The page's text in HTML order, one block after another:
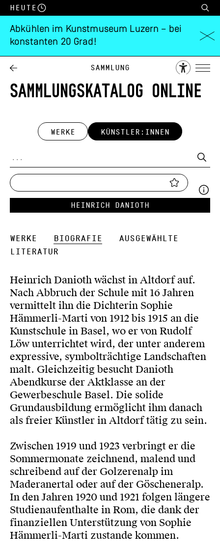
Heute
Abkühlen im Kunstmuseum Luzern – bei
konstanten 20 Grad!
Sammlung
SAMMLUNGSKATALOG ONLINE
WERKE KÜNSTLER:INNEN
Heinrich Danioth
Werke Biografie
Ausgewählte
Literatur
Heinrich Danioth wächst in Altdorf auf.
Nach Abbruch der Schule mit 16 Jahren
vermittelt ihn die Dichterin Sophie
Hämmerli-Marti von 1912 bis 1915 an die
Kunstschule in Basel, wo er von Rudolf
Löw unterrichtet wird, der unter anderem
expressive, symbolträchtige Landschaften
malt. Gleichzeitig besucht Danioth
Abendkurse der Aktklasse an der
Gewerbeschule Basel. Die solide
Grundausbildung ermöglicht ihm danach
als freier Künstler in Altdorf tätig zu sein.
Zwischen 1919 und 1923 verbringt er die
Sommermonate zeichnend, malend und
schreibend auf der Golzerenalp im
Maderanertal oder auf der Göscheneralp.
In den Jahren 1920 und 1921 folgen längere
Studienaufenthalte in Rom, die dank der
finanziellen Unterstützung von Sophie
Hämmerli-Marti zustande kommen.